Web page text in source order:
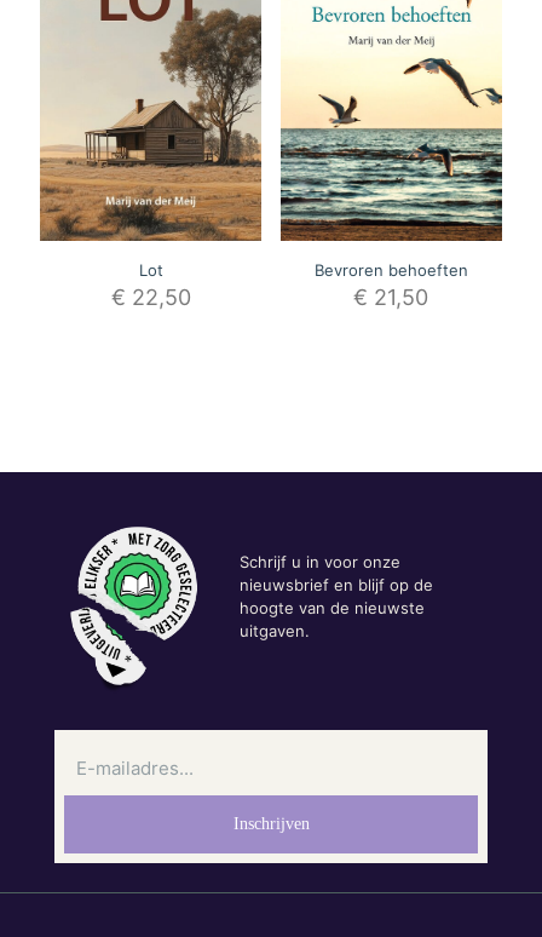
Lot
€ 22,50
Bevroren behoeften
€ 21,50
Schrijf u in voor onze
nieuwsbrief en blijf op de
hoogte van de nieuwste
uitgaven.